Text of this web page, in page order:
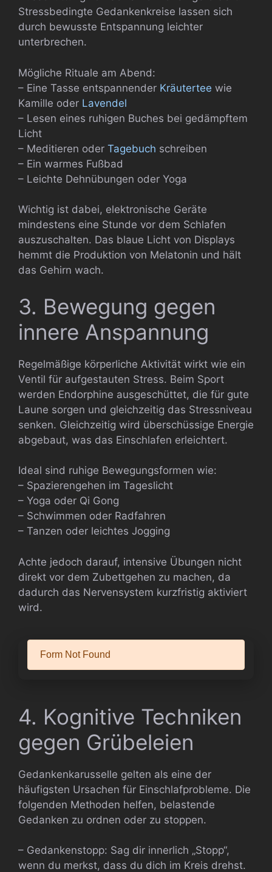
Stressbedingte Gedankenkreise lassen sich
durch bewusste Entspannung leichter
unterbrechen.
Mögliche Rituale am Abend:
– Eine Tasse entspannender Kräutertee wie
Kamille oder Lavendel
– Lesen eines ruhigen Buches bei gedämpftem
Licht
– Meditieren oder Tagebuch schreiben
– Ein warmes Fußbad
– Leichte Dehnübungen oder Yoga
Wichtig ist dabei, elektronische Geräte
mindestens eine Stunde vor dem Schlafen
auszuschalten. Das blaue Licht von Displays
hemmt die Produktion von Melatonin und hält
das Gehirn wach.
3. Bewegung gegen
innere Anspannung
Regelmäßige körperliche Aktivität wirkt wie ein
Ventil für aufgestauten Stress. Beim Sport
werden Endorphine ausgeschüttet, die für gute
Laune sorgen und gleichzeitig das Stressniveau
senken. Gleichzeitig wird überschüssige Energie
abgebaut, was das Einschlafen erleichtert.
Ideal sind ruhige Bewegungsformen wie:
– Spazierengehen im Tageslicht
– Yoga oder Qi Gong
– Schwimmen oder Radfahren
– Tanzen oder leichtes Jogging
Achte jedoch darauf, intensive Übungen nicht
direkt vor dem Zubettgehen zu machen, da
dadurch das Nervensystem kurzfristig aktiviert
wird.
4. Kognitive Techniken
gegen Grübeleien
Gedankenkarusselle gelten als eine der
häufigsten Ursachen für Einschlafprobleme. Die
folgenden Methoden helfen, belastende
Gedanken zu ordnen oder zu stoppen.
– Gedankenstopp: Sag dir innerlich „Stopp“,
wenn du merkst, dass du dich im Kreis drehst.